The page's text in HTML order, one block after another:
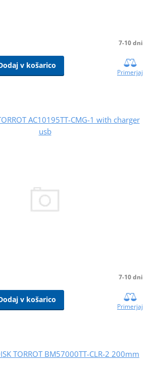
7-10 dni
v košarico
Primerjaj
AC10195TT-CMG-1 with charger
usb
7-10 dni
v košarico
Primerjaj
TORROT BM57000TT-CLR-2 200mm